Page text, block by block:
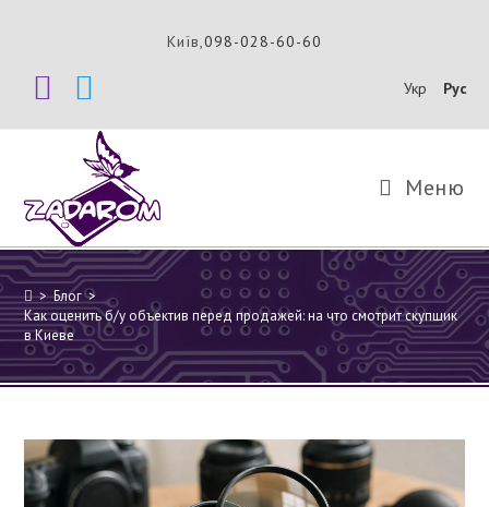
Київ, 098-028-60-60
Укр Рус
Меню
> Блог >
Как оценить б/у объектив перед продажей: на что смотрит скупщик
в Киеве